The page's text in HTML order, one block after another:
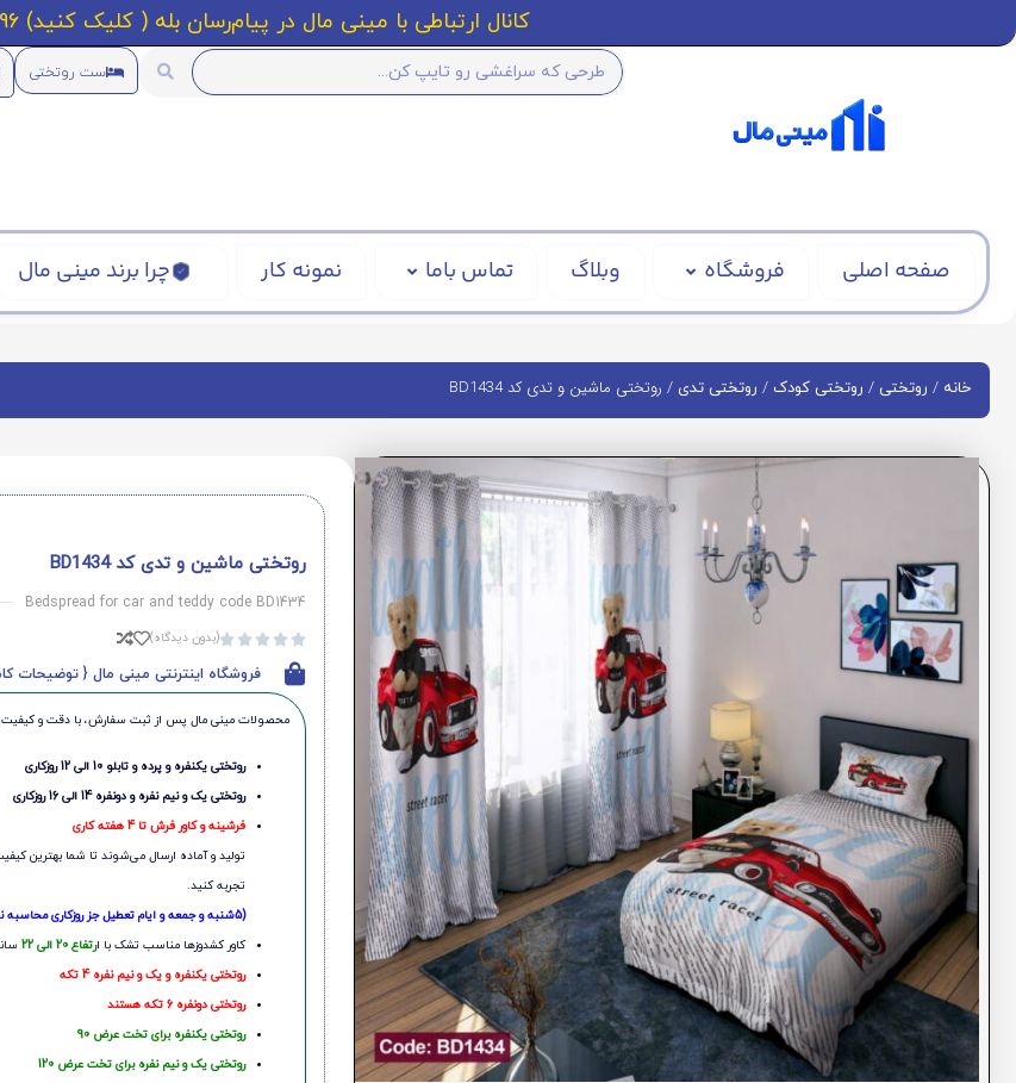
کانال ارتباطی با مینی مال در پیام‌رسان بله ( کلیک کنید) 09218315396
ست روتختی
صفحه اصلی فروشگاه وبلاگ تماس باما نمونه کار چرا برند مینی مال
خانه / روتختی / روتختی کودک / روتختی تدی / روتختی ماشین و تدی کد BD1434
روتختی ماشین و تدی کد BD1434
Bedspread for car and teddy code BD1434




(بدون دیدگاه)
فروشگاه اینترنتی مینی مال { توضیحات
محصولات مینی‌ مال پس از ثبت سفارش، با دقت و کیفیت
روتختی یکنفره و پرده و تابلو 10 الی 12 روزکاری
روتختی یک و نیم نفره و دونفره 14 الی 16 روزکاری
فرشینه و کاور فرش تا 4 هفته کاری
تولید و آماده ارسال می‌شوند تا شما بهترین
تجربه کنید.
(5شنبه و جمعه و ایام تعطیل جز روزکاری محاسبه نمیشود)
کاور کشدوزها مناسب تشک با ارتفاع 20 الی 22
روتختی یکنفره و یک و نیم نفره 4 تکه
روتختی دونفره 6 تکه هستند
روتختی یکنفره برای تخت عرض 90
روتختی یک و نیم نفره برای تخت عرض 120